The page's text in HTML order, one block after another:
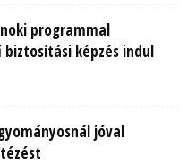
programmal
képzés indul
jóval